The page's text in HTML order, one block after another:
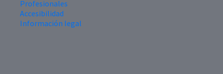
Profesionales
Accesibilidad
Información legal